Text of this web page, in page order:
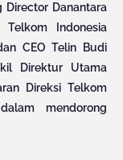
Director Danantara
Indonesia
CEO Telin Budi
Direktur Utama
Direksi Telkom
mendorong